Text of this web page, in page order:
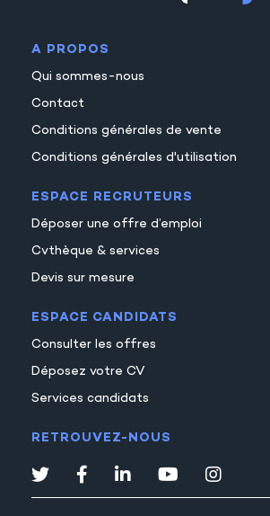
A PROPOS
Qui sommes-nous
Contact
Conditions générales de vente
Conditions générales d'utilisation
ESPACE RECRUTEURS
Déposer une offre d’emploi
Cvthèque & services
Devis sur mesure
ESPACE CANDIDATS
Consulter les offres
Déposez votre CV
Services candidats
RETROUVEZ-NOUS